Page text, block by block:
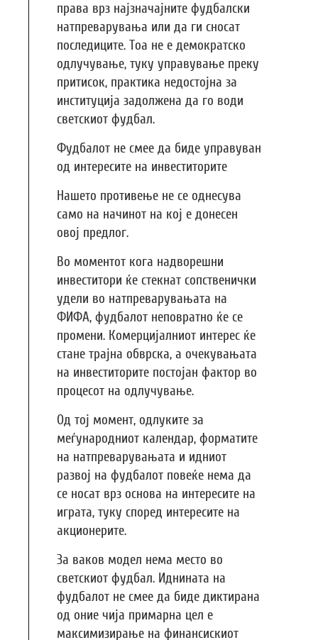
права врз најзначајните фудбалски
натпреварувања или да ги сносат
последиците. Тоа не е демократско
одлучување, туку управување преку
притисок, практика недостојна за
институција задолжена да го води
светскиот фудбал.
Фудбалот не смее да биде управуван
од интересите на инвеститорите
Нашето противење не се однесува
само на начинот на кој е донесен
овој предлог.
Во моментот кога надворешни
инвеститори ќе стекнат сопственички
удели во натпреварувањата на
ФИФА, фудбалот неповратно ќе се
промени. Комерцијалниот интерес ќе
стане трајна обврска, а очекувањата
на инвеститорите постојан фактор во
процесот на одлучување.
Од тој момент, одлуките за
меѓународниот календар, форматите
на натпреварувањата и идниот
развој на фудбалот повеќе нема да
се носат врз основа на интересите на
играта, туку според интересите на
акционерите.
За ваков модел нема место во
светскиот фудбал. Иднината на
фудбалот не смее да биде диктирана
од оние чија примарна цел е
максимизирање на финансискиот